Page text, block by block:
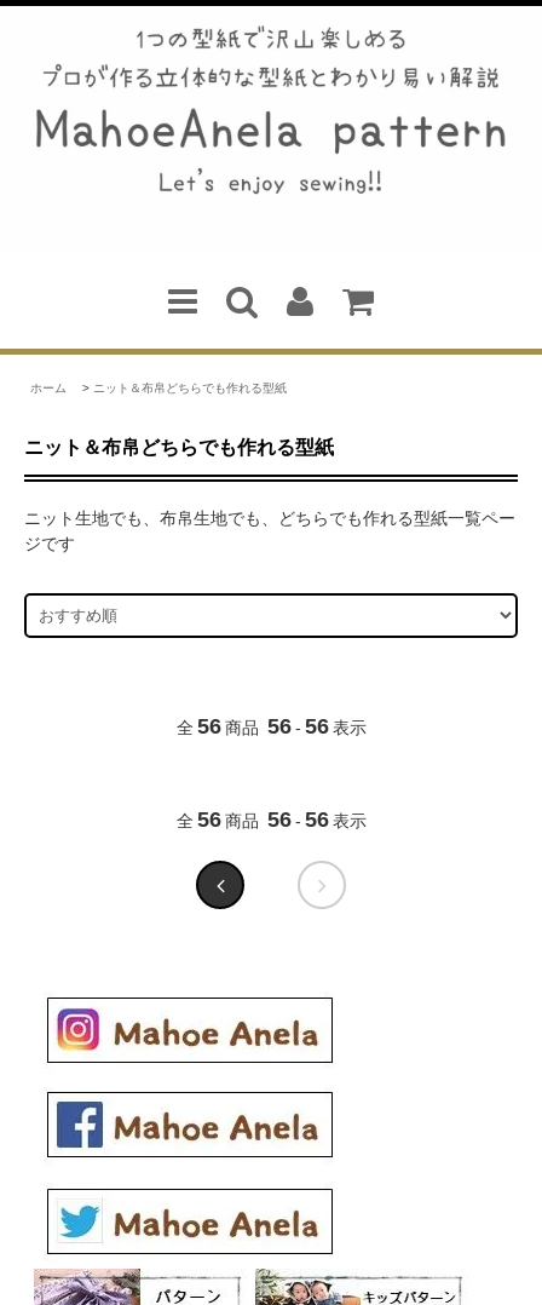
ホーム > ニット＆布帛どちらでも作れる型紙
ニット＆布帛どちらでも作れる型紙
ニット生地でも、布帛生地でも、どちらでも作れる型紙一覧ペー
ジです
全 56 商品 56 - 56 表示
全 56 商品 56 - 56 表示